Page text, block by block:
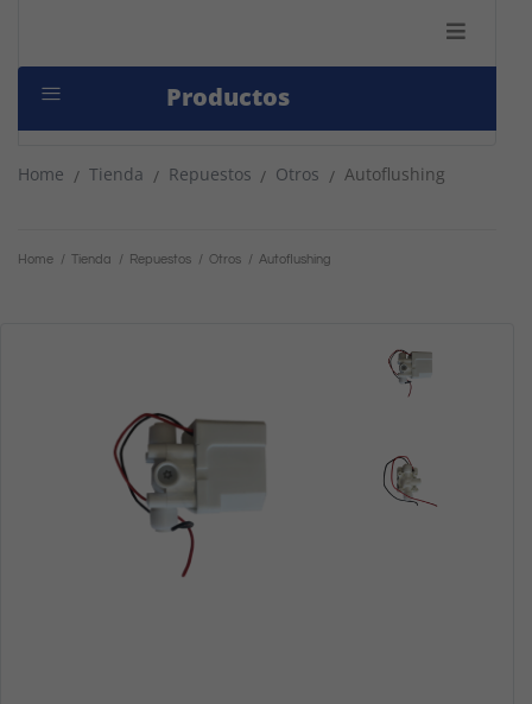
Productos
Home / Tienda / Repuestos / Otros / Autoflushing
Home / Tienda / Repuestos / Otros / Autoflushing